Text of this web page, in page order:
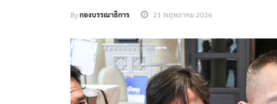
Byกองบรรณาธิการ 21 พฤษภาคม 2026